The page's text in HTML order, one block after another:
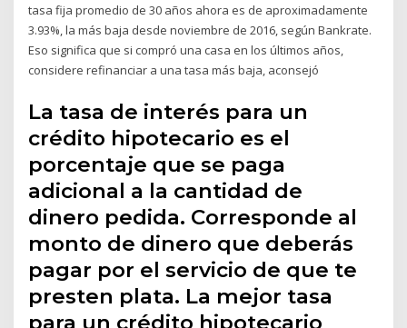
tasa fija promedio de 30 años ahora es de aproximadamente
3.93%, la más baja desde noviembre de 2016, según Bankrate.
Eso significa que si compró una casa en los últimos años,
considere refinanciar a una tasa más baja, aconsejó
La tasa de interés para un
crédito hipotecario es el
porcentaje que se paga
adicional a la cantidad de
dinero pedida. Corresponde al
monto de dinero que deberás
pagar por el servicio de que te
presten plata. La mejor tasa
para un crédito hipotecario